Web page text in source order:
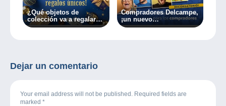
¿Qué objetos de
colección va a regalar
estas fiestas?
Compradores Delcampe,
¡un nuevo
funcionamiento a partir
Dejar un comentario
Your email address will not be published. Required fields are
marked *